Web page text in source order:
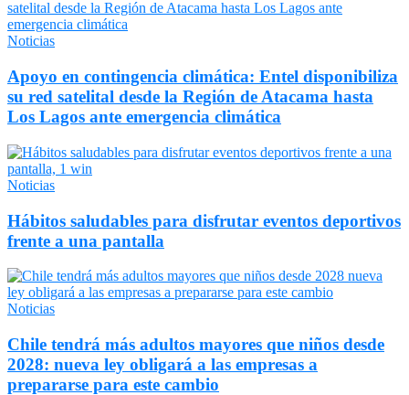
Noticias
Apoyo en contingencia climática: Entel disponibiliza
su red satelital desde la Región de Atacama hasta
Los Lagos ante emergencia climática
Noticias
Hábitos saludables para disfrutar eventos deportivos
frente a una pantalla
Noticias
Chile tendrá más adultos mayores que niños desde
2028: nueva ley obligará a las empresas a
prepararse para este cambio